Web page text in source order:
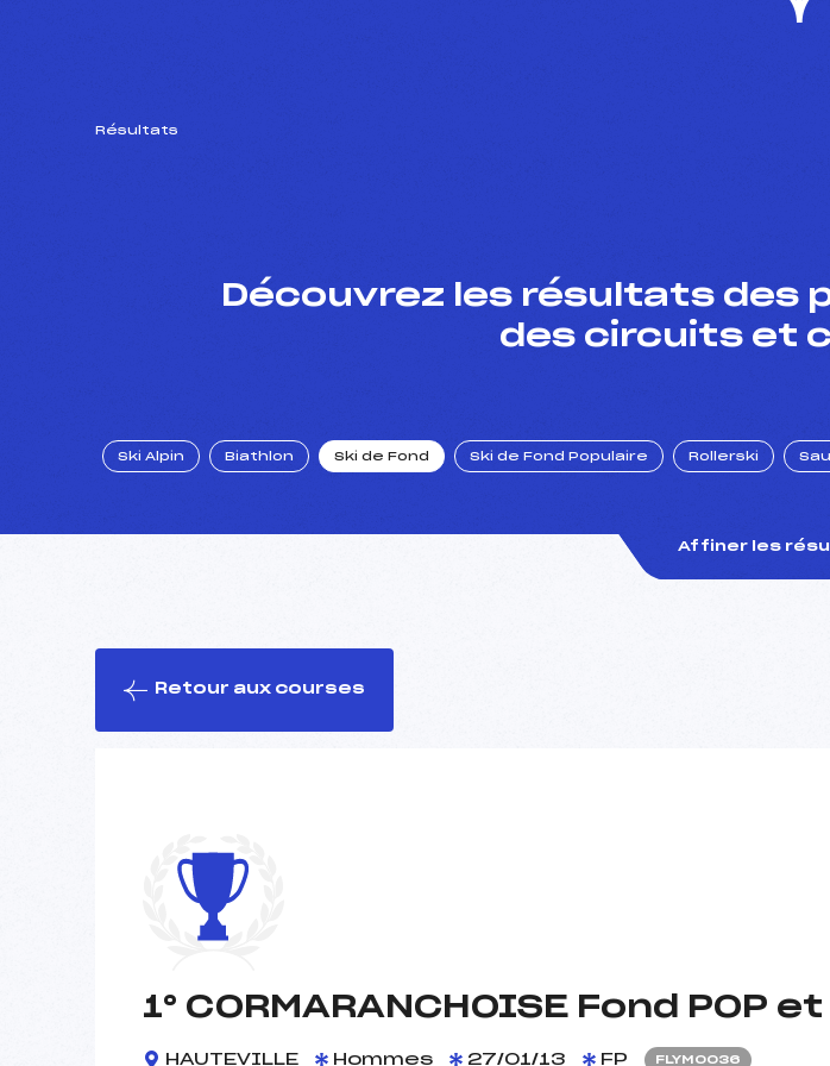
Résultats
Découvrez les résultats des
des circuits et
Ski Alpin Biathlon Ski de Fond Ski de Fond Populaire Rollerski
Affiner les
Retour aux courses
1° CORMARANCHOISE Fond POP
HAUTEVILLE Hommes 27/01/13 FP FLYM0036